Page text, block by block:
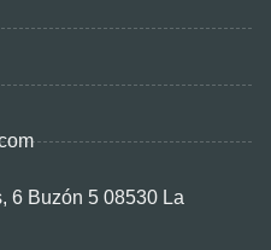
6 Buzón 5 08530 La